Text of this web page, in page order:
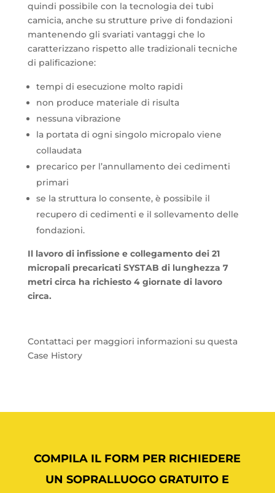
quindi possibile con la tecnologia dei tubi
camicia, anche su strutture prive di fondazioni
mantenendo gli svariati vantaggi che lo
caratterizzano rispetto alle tradizionali tecniche
di palificazione:
tempi di esecuzione molto rapidi
non produce materiale di risulta
nessuna vibrazione
la portata di ogni singolo micropalo viene
collaudata
precarico per l’annullamento dei cedimenti
primari
se la struttura lo consente, è possibile il
recupero di cedimenti e il sollevamento delle
fondazioni.
Il lavoro di infissione e collegamento dei 21
micropali precaricati SYSTAB di lunghezza 7
metri circa ha richiesto 4 giornate di lavoro
circa.
Contattaci per maggiori informazioni su questa
Case History
COMPILA IL FORM PER RICHIEDERE
UN SOPRALLUOGO GRATUITO E